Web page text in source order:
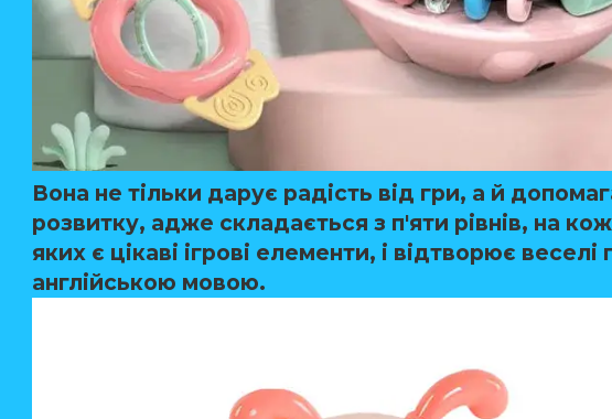
Вона не тільки дарує радість від гри, а й
розвитку, адже складається з п'яти рівнів, на
яких є цікаві ігрові елементи, і відтворює веселі
англійською мовою.